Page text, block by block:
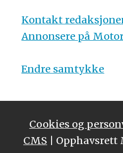
Kontakt
Annonsere på
Endre samtykke
Cookies og
CMS | Opphavsrett